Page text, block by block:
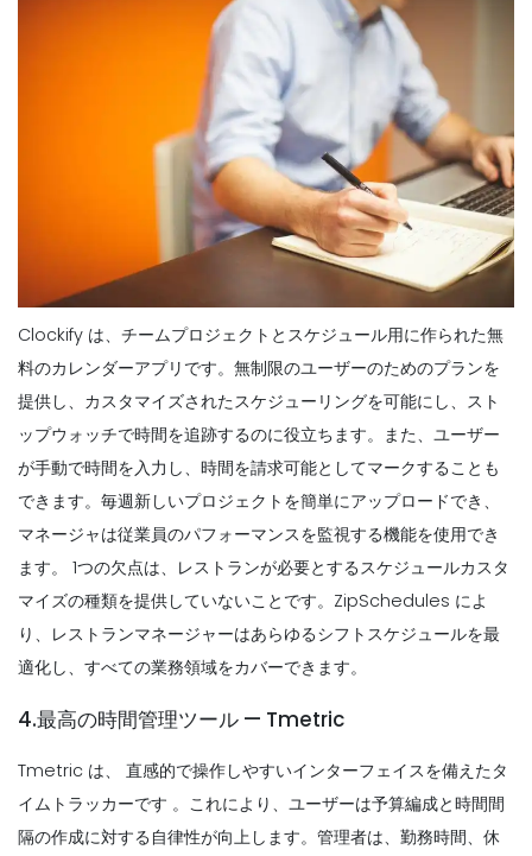
Clockify は、チームプロジェクトとスケジュール用に作られた無
料のカレンダーアプリです。無制限のユーザーのためのプランを
提供し、カスタマイズされたスケジューリングを可能にし、スト
ップウォッチで時間を追跡するのに役立ちます。また、ユーザー
が手動で時間を入力し、時間を請求可能としてマークすることも
できます。毎週新しいプロジェクトを簡単にアップロードでき、
マネージャは従業員のパフォーマンスを監視する機能を使用でき
ます。
1つの欠点は、レストランが必要とするスケジュールカスタ
マイズの種類を提供していないことです。ZipSchedules によ
り、レストランマネージャーはあらゆるシフトスケジュールを最
適化し、すべての業務領域をカバーできます。
4.最高の時間管理ツール — Tmetric
Tmetric は、
直感的で操作しやすいインターフェイスを備えたタ
イムトラッカーです 。これにより、ユーザーは予算編成と時間間
隔の作成に対する自律性が向上します。管理者は、勤務時間、休